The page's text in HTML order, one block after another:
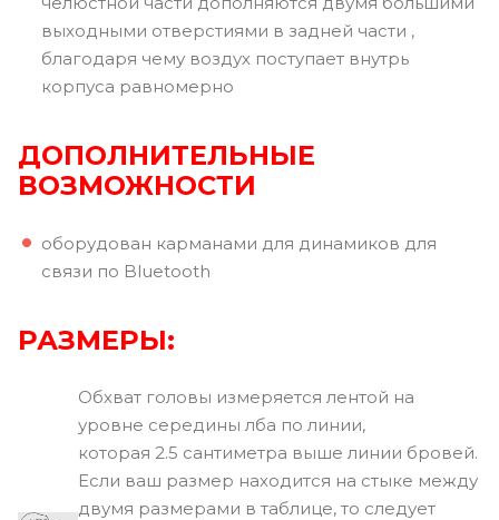
выходными отверстиями в задней части ,
благодаря чему воздух поступает внутрь
корпуса равномерно
ДОПОЛНИТЕЛЬНЫЕ
ВОЗМОЖНОСТИ
оборудован карманами для динамиков для
связи по Bluetooth
РАЗМЕРЫ:
Обхват головы измеряется лентой на
уровне середины лба по линии,
которая 2.5 сантиметра выше линии бровей.
Если ваш размер находится на стыке между
двумя размерами в таблице, то следует